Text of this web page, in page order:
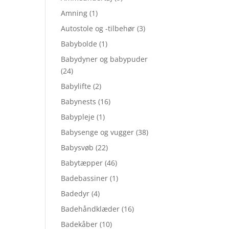
Amning (1)
Autostole og -tilbehør (3)
Babybolde (1)
Babydyner og babypuder
(24)
Babylifte (2)
Babynests (16)
Babypleje (1)
Babysenge og vugger (38)
Babysvøb (22)
Babytæpper (46)
Badebassiner (1)
Badedyr (4)
Badehåndklæder (16)
Badekåber (10)